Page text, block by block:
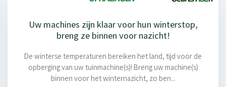
Uw machines zijn klaar voor hun winterstop,
breng ze binnen voor nazicht!
De winterse temperaturen bereiken het land, tijd voor de
opberging van uw tuinmachine(s)! Breng uw machine(s)
binnen voor het winternazicht, zo ben...